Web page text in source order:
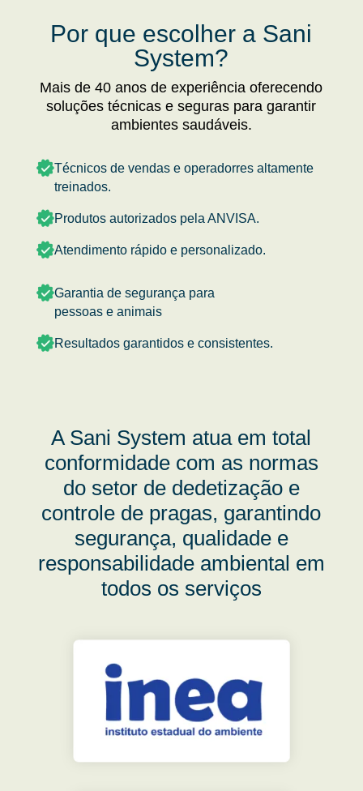
Por que escolher a Sani
System?
Mais de 40 anos de experiência oferecendo
soluções técnicas e seguras para garantir
ambientes saudáveis.
Técnicos de vendas e operadorres altamente
treinados.
Produtos autorizados pela ANVISA.
Atendimento rápido e personalizado.
Garantia de segurança para
pessoas e animais
Resultados garantidos e consistentes.
A Sani System atua em total
conformidade com as normas
do setor de dedetização e
controle de pragas, garantindo
segurança, qualidade e
responsabilidade ambiental em
todos os serviços